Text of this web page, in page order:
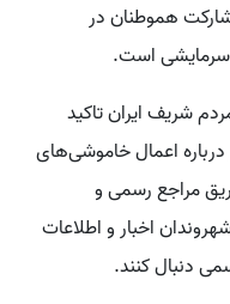
هموطنان در
است.
شریف ایران تاکید
اعمال خاموشی‌های
مراجع رسمی و
اخبار و اطلاعات
دنبال کنند.